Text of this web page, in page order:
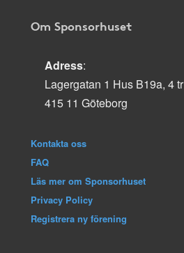
Om Sponsorhuset
Adress:
Lagergatan 1 Hus B19a, 4 tr
415 11 Göteborg
Kontakta oss
FAQ
Läs mer om Sponsorhuset
Privacy Policy
Registrera ny förening